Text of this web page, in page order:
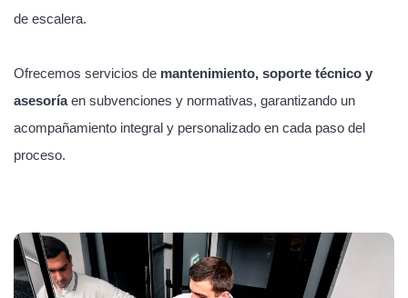
de escalera.
Ofrecemos servicios de mantenimiento, soporte técnico y
asesoríaen subvenciones y normativas, garantizando un
acompañamiento integral y personalizado en cada paso del
proceso.